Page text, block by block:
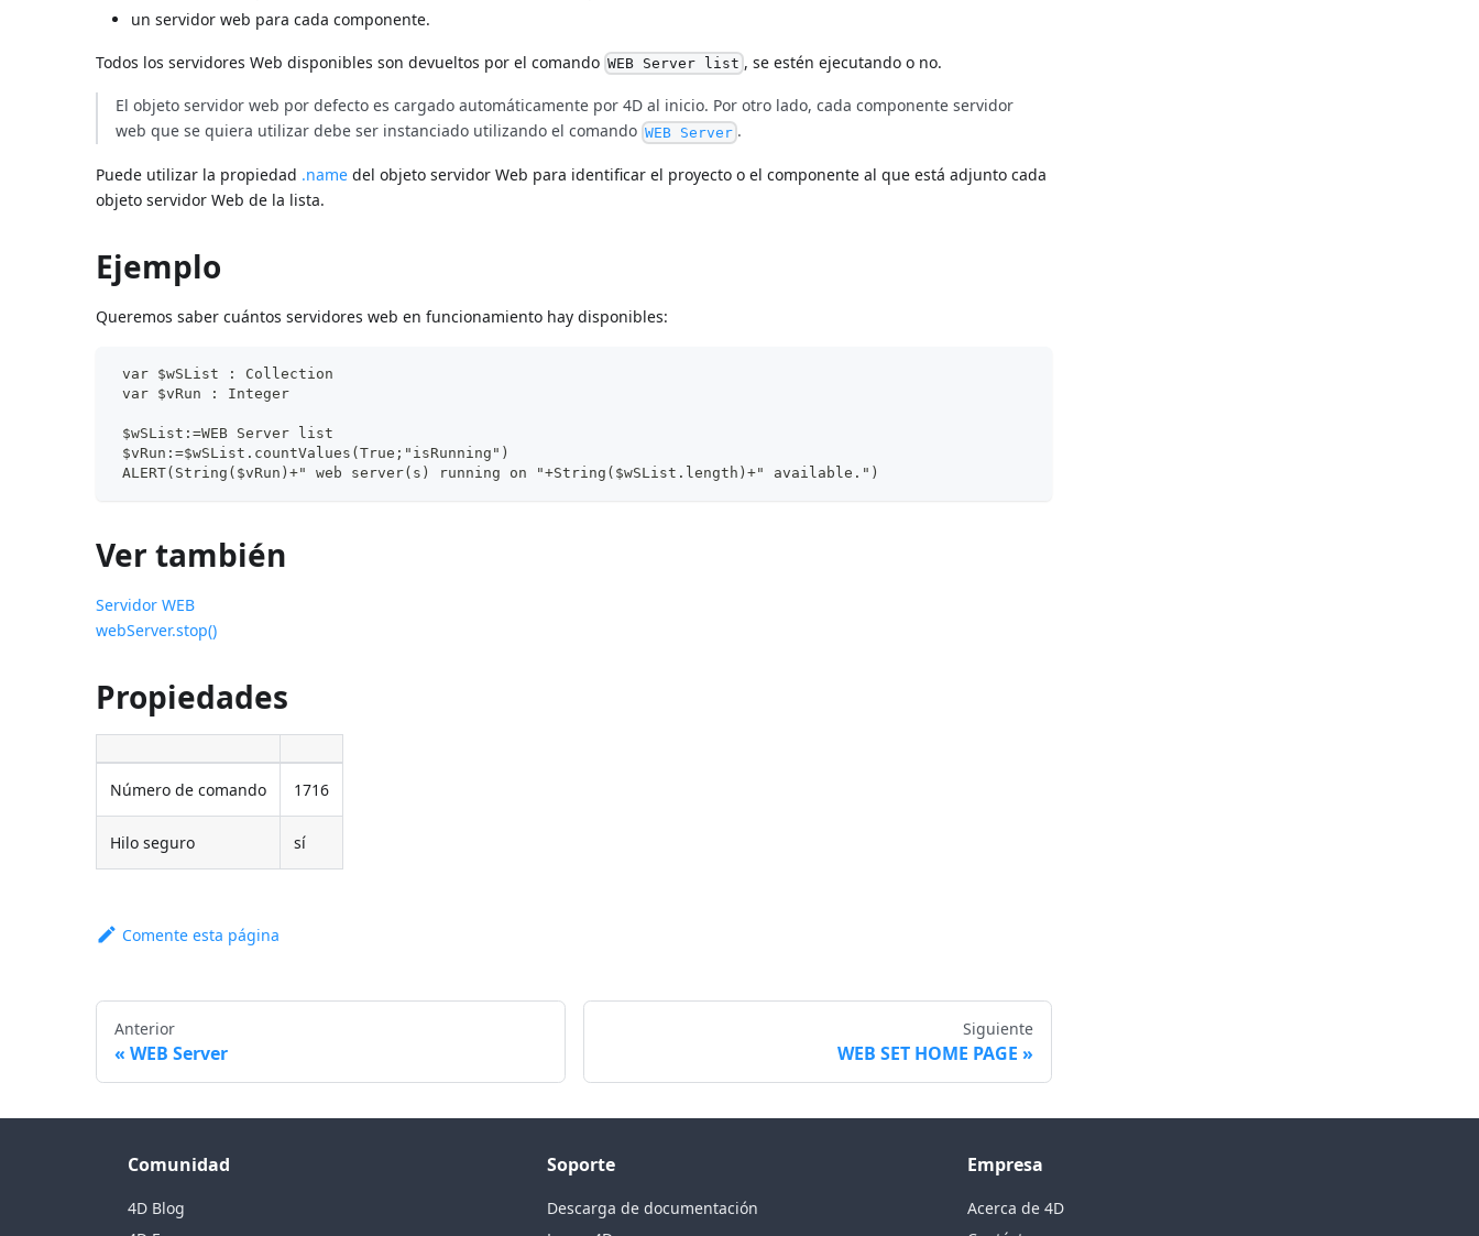
un servidor web para cada componente.
Todos los servidores Web disponibles son devueltos por el comando WEB Server list , se estén ejecutando o no.
El objeto servidor web por defecto es cargado automáticamente por 4D al inicio. Por otro lado, cada componente servidor
web que se quiera utilizar debe ser instanciado utilizando el comando WEB Server .
Puede utilizar la propiedad .name del objeto servidor Web para identificar el proyecto o el componente al que está adjunto cada
objeto servidor Web de la lista.
Ejemplo
Queremos saber cuántos servidores web en funcionamiento hay disponibles:
var $wSList : Collection
var $vRun : Integer
$wSList:=WEB Server list
$vRun:=$wSList.countValues(True;"isRunning")
ALERT(String($vRun)+" web server(s) running on "+String($wSList.length)+" available.")
Ver también
Servidor WEB
webServer.stop()
Propiedades
Número de comando 1716
Hilo seguro sí
Comente esta página
Anterior
WEB Server
Siguiente
WEB SET HOME PAGE
Comunidad
4D Blog
Soporte
Descarga de documentación
Empresa
Acerca de 4D